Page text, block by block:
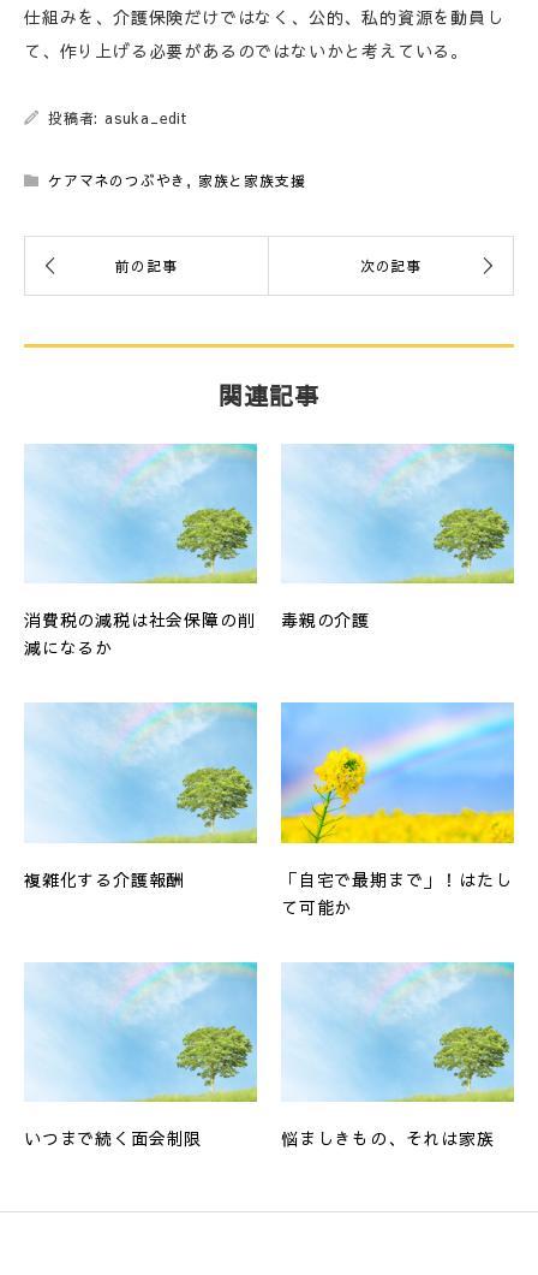
仕組みを、介護保険だけではなく、公的、私的資源を動員し
て、作り上げる必要があるのではないかと考えている。
投稿者: asuka_edit
ケアマネのつぶやき , 家族と家族支援
関連記事
消費税の減税は社会保障の削
減になるか
毒親の介護
複雑化する介護報酬
「自宅で最期まで」！はたし
て可能か
いつまで続く面会制限 悩ましきもの、それは家族